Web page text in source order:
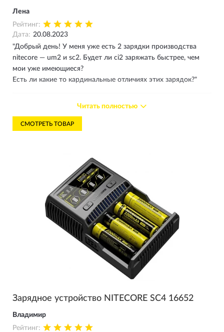
Лена
Рейтинг:
Дата: 20.08.2023
"Добрый день! У меня уже есть 2 зарядки производства
nitecore — um2 и sc2. Будет ли ci2 заряжать быстрее, чем
мои уже имеющиеся?
Есть ли какие то кардинальные отличиях этих зарядок?"
Ответ магазина
20.08.2023
"Добрый день! В целом они похожи, Ci2 может
никель-кадмиевых (Ni-MH/Ni-Cd) аккумуляторов
и литий-ионных (Li-ion) аккумуляторов 3,7 В. Для
аккумулятора, длина которого > 60 мм (2,4
дюйма), Ci2 автоматически определит емкость
как > 1000 мАч."
Читать полностью
СМОТРЕТЬ ТОВАР
Зарядное устройство NITECORE SC4 16652
Владимир
Рейтинг: